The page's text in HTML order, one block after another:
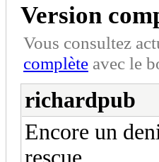
Version
Vous consultez
complète avec le
richardpub
Encore un